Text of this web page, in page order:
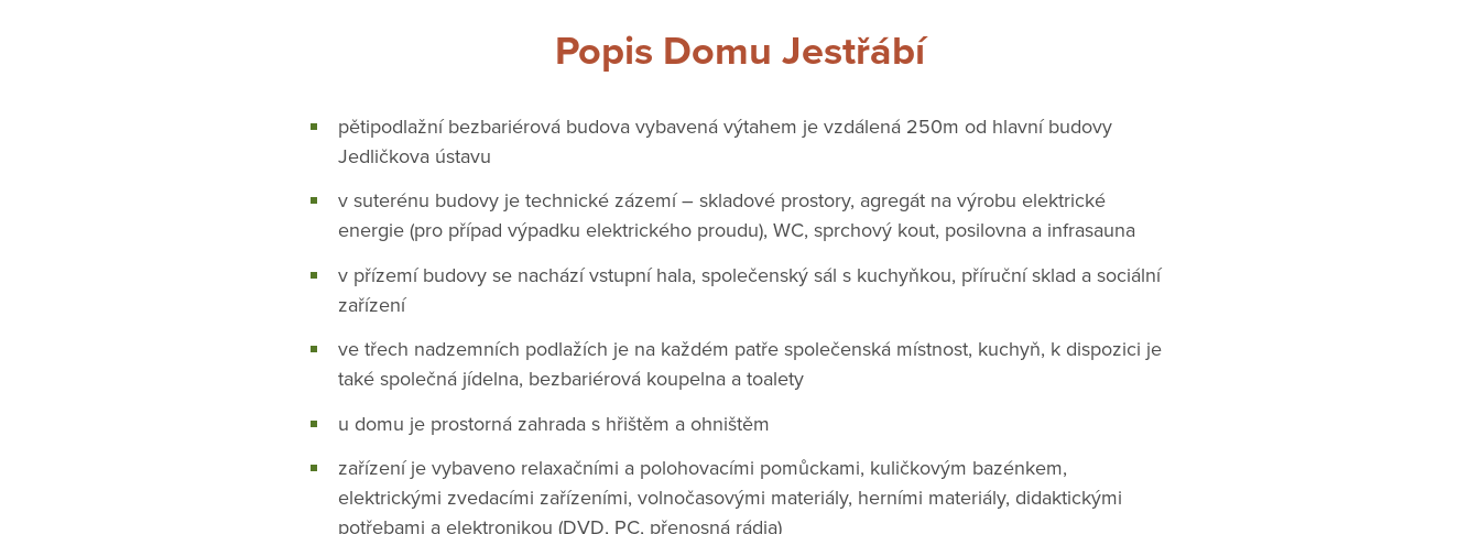
Popis Domu Jestřábí
pětipodlažní bezbariérová budova vybavená výtahem je vzdálená 250m od hlavní budovy
Jedličkova ústavu
v suterénu budovy je technické zázemí – skladové prostory, agregát na výrobu elektrické
energie (pro případ výpadku elektrického proudu), WC, sprchový kout, posilovna a infrasauna
v přízemí budovy se nachází vstupní hala, společenský sál s kuchyňkou, příruční sklad a sociální
zařízení
ve třech nadzemních podlažích je na každém patře společenská místnost, kuchyň, k dispozici je
také společná jídelna, bezbariérová koupelna a toalety
u domu je prostorná zahrada s hřištěm a ohništěm
zařízení je vybaveno relaxačními a polohovacími pomůckami, kuličkovým bazénkem,
elektrickými zvedacími zařízeními, volnočasovými materiály, herními materiály, didaktickými
potřebami a elektronikou (DVD, PC, přenosná rádia)